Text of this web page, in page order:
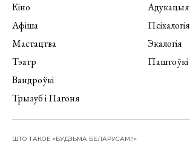
Кіно
Афіша
Мастацтва
Тэатр
Вандроўкі
Трызуб і Пагоня
Адукацыя
Экалогія
ШТО ТАКОЕ «БУДЗЬМА БЕЛАРУСАМІ!»